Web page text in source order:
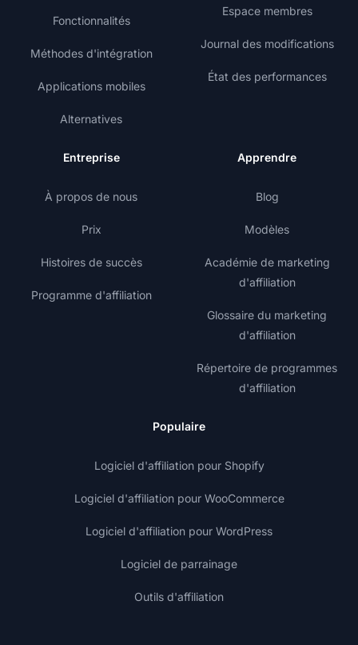
Fonctionnalités
Méthodes d'intégration
Applications mobiles
Alternatives
Espace membres
Journal des modifications
État des performances
Entreprise
À propos de nous
Prix
Histoires de succès
Programme d'affiliation
Apprendre
Blog
Modèles
Académie de marketing
d'affiliation
Glossaire du marketing
d'affiliation
Répertoire de programmes
d'affiliation
Populaire
Logiciel d'affiliation pour Shopify
Logiciel d'affiliation pour WooCommerce
Logiciel d'affiliation pour WordPress
Logiciel de parrainage
Outils d'affiliation